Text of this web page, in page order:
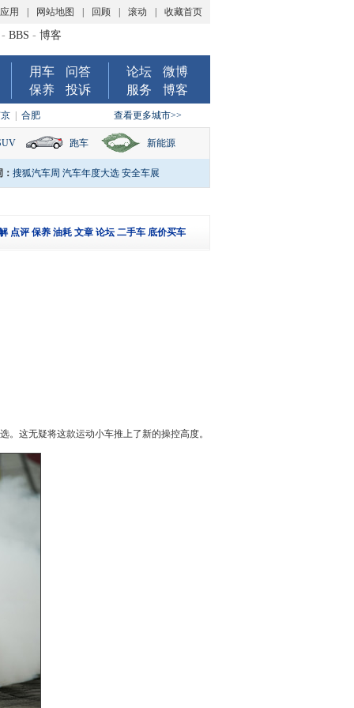
用 网站地图 回顾 滚动 收藏首页
BBS - 博客
用车
问答
保养
投诉
论坛
微博
服务
博客
查看更多城市>>
合肥
跑车 新能源
搜狐汽车周 汽车年度大选 安全车展
点评 保养 油耗 文章 论坛 二手车 底价买车
这无疑将这款运动小车推上了新的操控高度。